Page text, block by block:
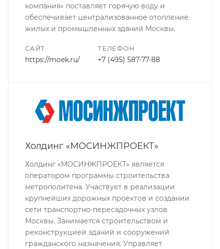
компания» поставляет горячую воду и
обеспечивает централизованное отопление
жилых и промышленных зданий Москвы.
САЙТ
https://moek.ru/
ТЕЛЕФОН
+7 (495) 587-77-88
Холдинг «МОСИНЖПРОЕКТ»
Холдинг «МОСИНЖПРОЕКТ» является
оператором программы строительства
метрополитена. Участвует в реализации
крупнейших дорожных проектов и создании
сети транспортно-пересадочных узлов
Москвы. Занимается строительством и
реконструкцией зданий и сооружений
гражданского назначения. Управляет